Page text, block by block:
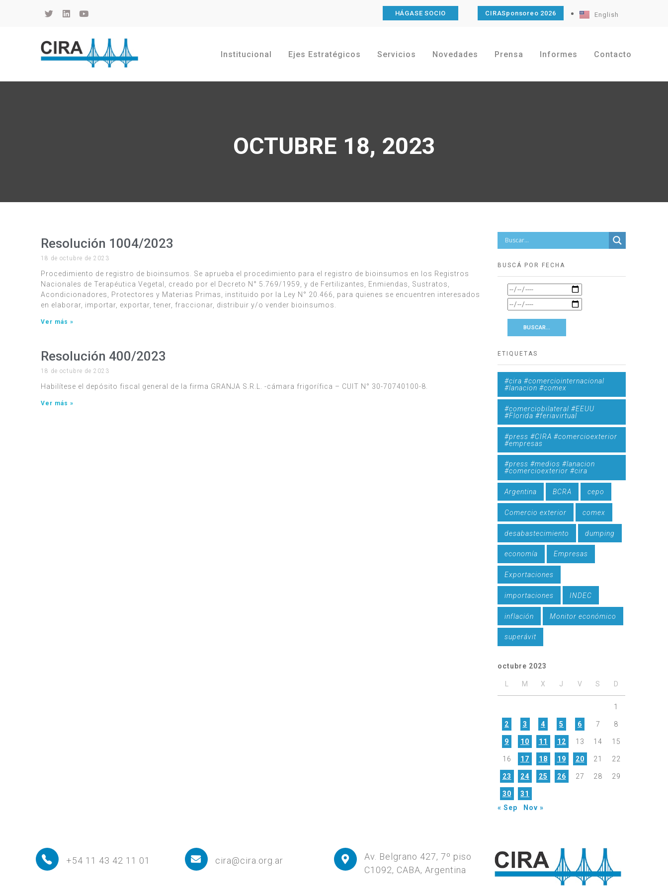
HÁGASE SOCIO CIRASponsoreo 2026 English
Institucional Ejes Estratégicos Servicios Novedades Prensa Informes Contacto
OCTUBRE 18, 2023
Resolución 1004/2023
18 de octubre de 2023
Procedimiento de registro de bioinsumos. Se aprueba el procedimiento para el registro de bioinsumos en los Registros
Nacionales de Terapéutica Vegetal, creado por el Decreto N° 5.769/1959, y de Fertilizantes, Enmiendas, Sustratos,
Acondicionadores, Protectores y Materias Primas, instituido por la Ley N° 20.466, para quienes se encuentren interesados
en elaborar, importar, exportar, tener, fraccionar, distribuir y/o vender bioinsumos.
Ver más »
Resolución 400/2023
18 de octubre de 2023
Habilítese el depósito fiscal general de la firma GRANJA S.R.L. -cámara frigorífica – CUIT N° 30-70740100-8.
Ver más »
BUSCÁ POR FECHA
ETIQUETAS
#cira #comerciointernacional
#lanacion #comex
#comerciobilateral #EEUU
#Florida #feriavirtual
#press #CIRA #comercioexterior
#empresas
#press #medios #lanacion
#comercioexterior #cira
Argentina BCRA cepo
Comercio exterior comex
desabastecimiento dumping
economía Empresas
Exportaciones
importaciones INDEC
inflación Monitor económico
superávit
octubre 2023
L M X J V S D
1
2 3 4 5 6 7 8
9 10 11 12 13 14 15
16 17 18 19 20 21 22
23 24 25 26 27 28 29
30
31
« Sep
Nov »
+54 11 43 42 11 01 cira@cira.org.ar
Av. Belgrano 427, 7º piso
C1092, CABA, Argentina